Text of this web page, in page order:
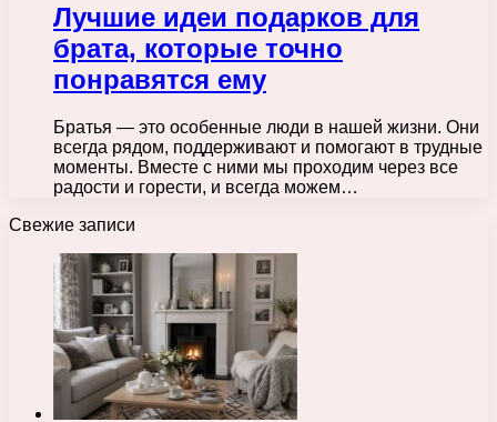
Лучшие идеи подарков для
брата, которые точно
понравятся ему
Братья — это особенные люди в нашей жизни. Они
всегда рядом, поддерживают и помогают в трудные
моменты. Вместе с ними мы проходим через все
радости и горести, и всегда можем…
Свежие записи